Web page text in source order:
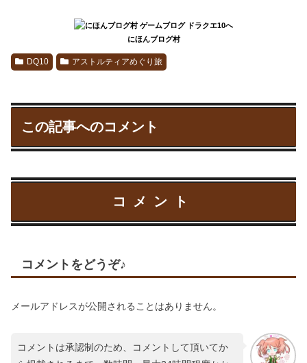
にほんブログ村
DQ10 アストルティアめぐり旅
この記事へのコメント
コメント
コメントをどうぞ♪
メールアドレスが公開されることはありません。
コメントは承認制のため、コメントして頂いてか